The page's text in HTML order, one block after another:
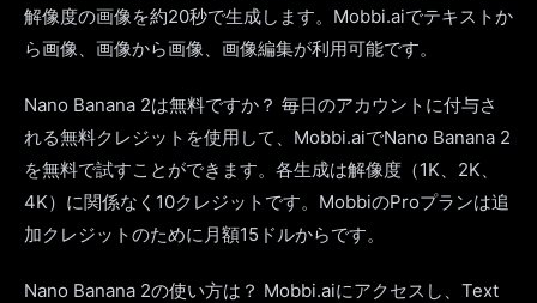
解像度の画像を約20秒で生成します。Mobbi.aiでテキストか
ら画像、画像から画像、画像編集が利用可能です。
Nano Banana 2は無料ですか？ 毎日のアカウントに付与さ
れる無料クレジットを使用して、Mobbi.aiでNano Banana 2
を無料で試すことができます。各生成は解像度（1K、2K、
4K）に関係なく10クレジットです。MobbiのProプランは追
加クレジットのために月額15ドルからです。
Nano Banana 2の使い方は？ Mobbi.aiにアクセスし、Text